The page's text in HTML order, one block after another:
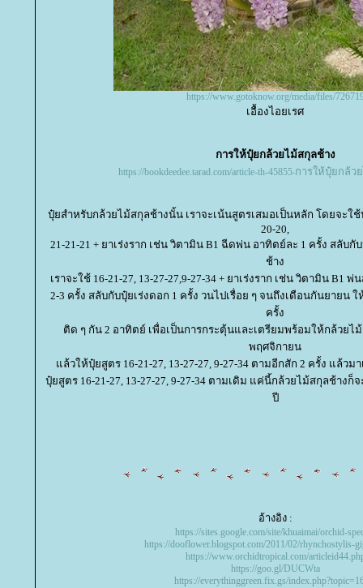
https://www.gotoknow.org/media/files/
เอื้องไอยเรศ
การให้ปุ๋ยกล้วยไม้สกุลช้าง
https://bookdeedee.tarad.com/article-th-45855-การให้ปุ๋ยกล้ว
ปุ๋ยสำหรับกล้วยไม้สกุลช้างนั้น เราจะเน้นสูตรเสมอเป็นหลัก โดยจะใช้
20-20,
21-21-21 + ยาเร่งราก เช่น วิตามิน B1 ฉีดพ่น อาทิตย์ละ 1 ครั้ง สลับ
ช้าง
เราจะใช้ 16-21-27, 13-27-27,9-27-34 + ยาเร่งราก เช่น วิตามิน B1
2-3 ครั้ง สลับกับปุ๋ยเร่งดอก 1 ครั้ง วนไปเรื่อย ๆ จนถึงเดือนกันยายน ใ
ครั้ง
ติด ๆ กัน 2 อาทิตย์ เพื่อเป็นการกระตุ้นและเตรียมพร้อมให้กล้วยไ
พฤศจิกายน
ล้วให้ปุ๋ยสูตร 16-21-27, 13-27-27, 9-27-34 ตามอีกสัก 2 ครั้ง แล้วม
ปุ๋ยสูตร 16-21-27, 13-27-27, 9-27-34 ตามเดิม แค่นี้กล้วยไม้สกุลช้าง
ปี
อ้างอิง :
https://sites.google.com/site/khuaimai/orchid-
https://dooflower.blogspot.com/2011/02/rhynchostylis-
https://www.orchidtropical.com/
https://goo.gl/DUCWta
https://everythinggreen.fix.gs/